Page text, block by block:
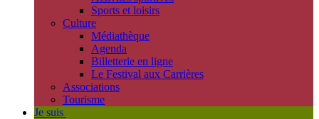
Sports et loisirs
Culture
Médiathèque
Agenda
Billetterie en ligne
Le Festival aux Carrières
Associations
Tourisme
Je suis